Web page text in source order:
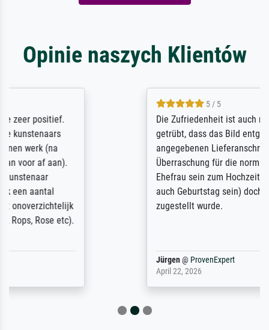
Opinie naszych Klientów
Die Zufriedenheit ist auch nicht dadurch
getrübt, dass das Bild entgegen einer
angegebenen Lieferanschrift (sollte eine
Überraschung für die normannische
Ehefrau sein zum Hochzeits- gleichzeitig
auch Geburtstag sein) doch nach zu Hause
zugestellt wurde.